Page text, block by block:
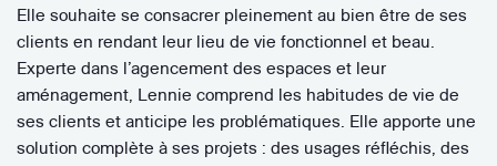
Elle souhaite se consacrer pleinement au bien être de ses
clients en rendant leur lieu de vie fonctionnel et beau.
Experte dans l’agencement des espaces et leur
aménagement, Lennie comprend les habitudes de vie de
ses clients et anticipe les problématiques. Elle apporte une
solution complète à ses projets : des usages réfléchis, des